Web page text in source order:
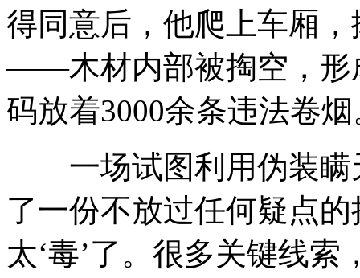
得同意后，他爬上车厢
——木材内部被掏空，形
码放着3000余条违法卷
一场试图利用伪装瞒
了一份不放过任何疑点
太‘毒’了。很多关键线